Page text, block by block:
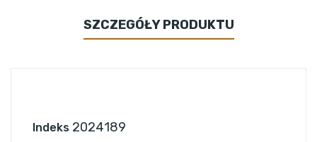
SZCZEGÓŁY PRODUKTU
Indeks 2024189